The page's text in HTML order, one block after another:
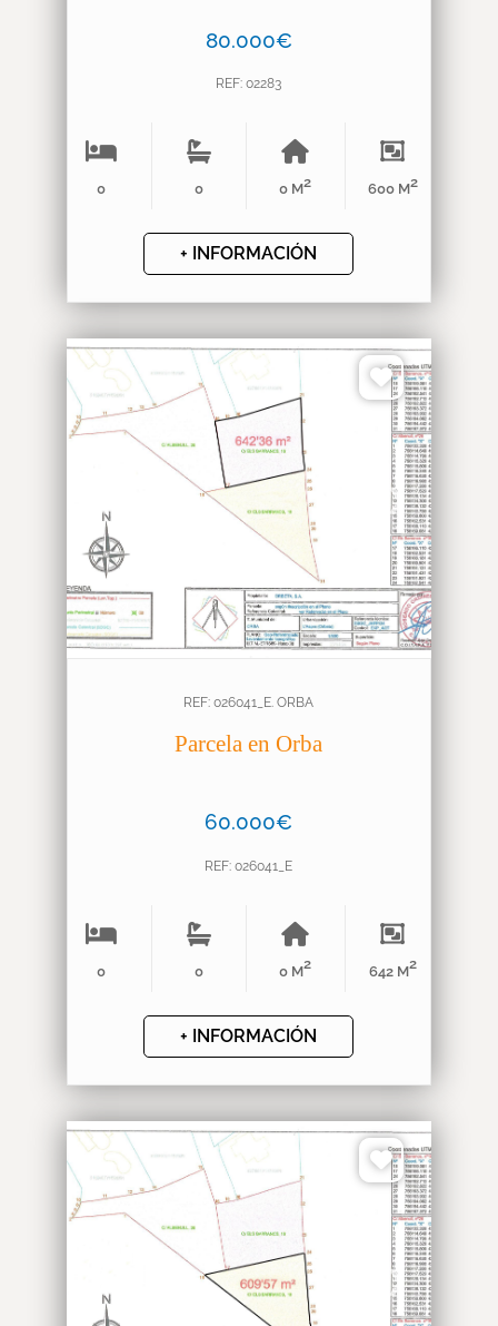
80.000€
REF: 02283
0 0 0 M2 600 M2
+ INFORMACIÓN
❯
REF: 026041_E. ORBA
Parcela en Orba
60.000€
REF: 026041_E
0 0 0 M2 642 M2
+ INFORMACIÓN
❯